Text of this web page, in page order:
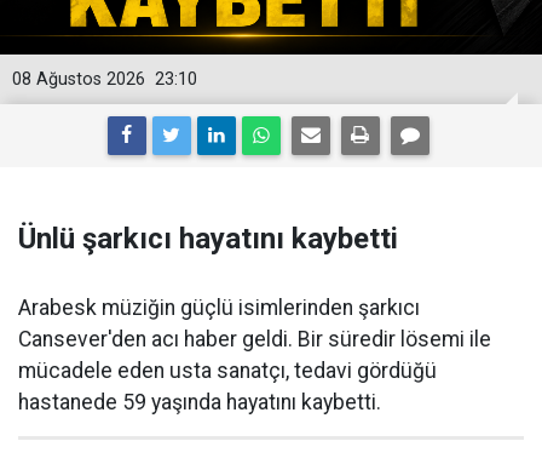
23:10
08 Ağustos 2026
Ünlü şarkıcı hayatını kaybetti
Arabesk müziğin güçlü isimlerinden şarkıcı
Cansever'den acı haber geldi. Bir süredir lösemi ile
mücadele eden usta sanatçı, tedavi gördüğü
hastanede 59 yaşında hayatını kaybetti.